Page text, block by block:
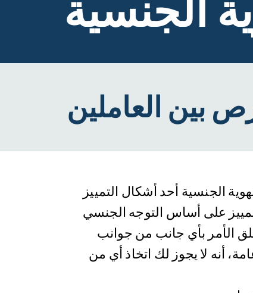
الجنسية
الجنسية أحد أشكال التمييز
على أساس التوجه الجنسي
الأمر بأي جانب من جوانب
أنه لا يجوز لك اتخاذ أي من